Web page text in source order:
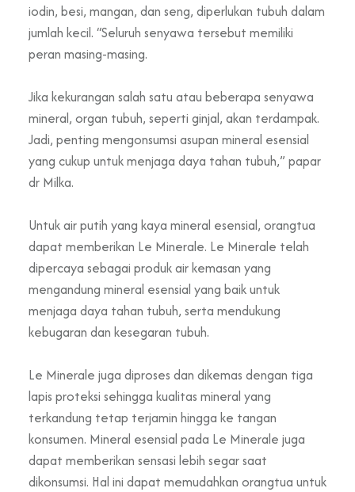
iodin, besi, mangan, dan seng, diperlukan tubuh dalam
jumlah kecil. “Seluruh senyawa tersebut memiliki
peran masing-masing.
Jika kekurangan salah satu atau beberapa senyawa
mineral, organ tubuh, seperti ginjal, akan terdampak.
Jadi, penting mengonsumsi asupan mineral esensial
yang cukup untuk menjaga daya tahan tubuh,” papar
dr Milka.
Untuk air putih yang kaya mineral esensial, orangtua
dapat memberikan Le Minerale. Le Minerale telah
dipercaya sebagai produk air kemasan yang
mengandung mineral esensial yang baik untuk
menjaga daya tahan tubuh, serta mendukung
kebugaran dan kesegaran tubuh.
Le Minerale juga diproses dan dikemas dengan tiga
lapis proteksi sehingga kualitas mineral yang
terkandung tetap terjamin hingga ke tangan
konsumen. Mineral esensial pada Le Minerale juga
dapat memberikan sensasi lebih segar saat
dikonsumsi. Hal ini dapat memudahkan orangtua untuk